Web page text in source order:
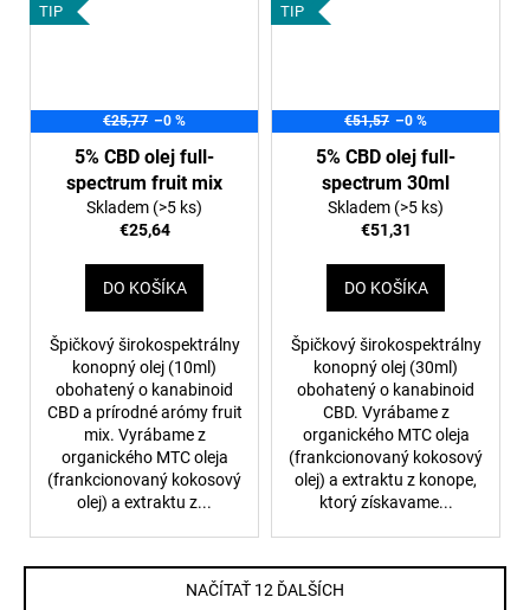
TIP
€25,77 –0 %
5% CBD olej full-
spectrum fruit mix
Skladem (>5 ks)
€25,64
DO KOŠÍKA
Špičkový širokospektrálny
konopný olej (10ml)
obohatený o kanabinoid
CBD a prírodné arómy fruit
mix. Vyrábame z
organického MTC oleja
(frankcionovaný kokosový
olej) a extraktu z...
TIP
€51,57 –0 %
5% CBD olej full-
spectrum 30ml
Skladem (>5 ks)
€51,31
DO KOŠÍKA
Špičkový širokospektrálny
konopný olej (30ml)
obohatený o kanabinoid
CBD. Vyrábame z
organického MTC oleja
(frankcionovaný kokosový
olej) a extraktu z konope,
ktorý získavame...
NAČÍTAŤ 12 ĎALŠÍCH